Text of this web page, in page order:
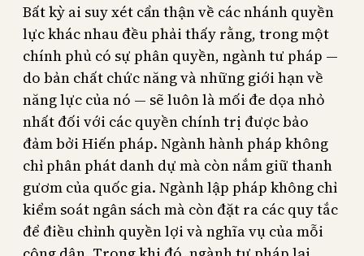
Bất kỳ ai suy xét cẩn thận về các nhánh quyền
lực khác nhau đều phải thấy rằng, trong một
chính phủ có sự phân quyền, ngành tư pháp —
do bản chất chức năng và những giới hạn về
năng lực của nó — sẽ luôn là mối đe dọa nhỏ
nhất đối với các quyền chính trị được bảo
đảm bởi Hiến pháp. Ngành hành pháp không
chỉ phân phát danh dự mà còn nắm giữ thanh
gươm của quốc gia. Ngành lập pháp không chỉ
kiểm soát ngân sách mà còn đặt ra các quy tắc
để điều chỉnh quyền lợi và nghĩa vụ của mỗi